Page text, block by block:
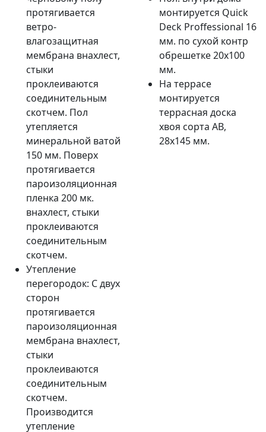
протягивается
ветро-
влагозащитная
мембрана внахлест,
стыки
проклеиваются
соединительным
скотчем. Пол
утепляется
минеральной ватой
150 мм. Поверх
протягивается
пароизоляционная
пленка 200 мк.
внахлест, стыки
проклеиваются
соединительным
скотчем.
Утепление
перегородок: С двух
сторон
протягивается
пароизоляционная
мембрана внахлест,
стыки
проклеиваются
соединительным
скотчем.
Производится
утепление
монтируется Quick
Deck Proffessional 16
мм. по сухой контр
обрешетке 20х100
мм.
На террасе
монтируется
террасная доска
хвоя сорта AB,
28х145 мм.